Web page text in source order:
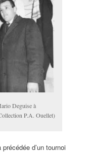
Deguise à
P.A. Ouellet)
d’un tournoi